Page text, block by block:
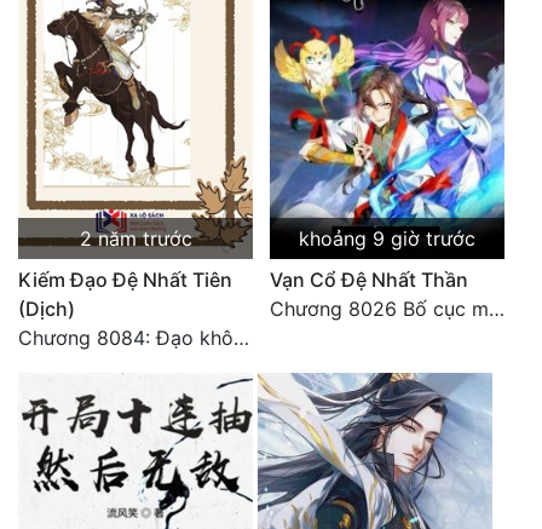
Mưu Mô
Mạt Thế
Mỹ Thực
Ngôn Tình
Nữ Cường
Nữ Phụ
Phong Thủy - Tâm Linh
Phương Tây
Phản Phái
2 năm trước
Kiếm Đạo Đệ Nhất Tiên
(Dịch)
Chương 8084: Đạo không bờ bến (Đại kết cục) (10)
khoảng 9 giờ trước
Vạn Cổ Đệ Nhất Thần
Chương 8026 Bố cục mới